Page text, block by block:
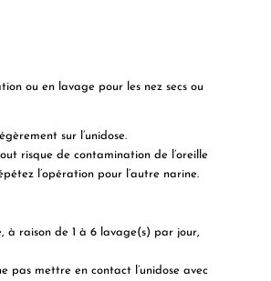
ou en lavage pour les nez secs ou
sur l’unidose.
risque de contamination de l’oreille
l’opération pour l’autre narine.
à raison de 1 à 6 lavage(s) par jour,
pas mettre en contact l’unidose avec